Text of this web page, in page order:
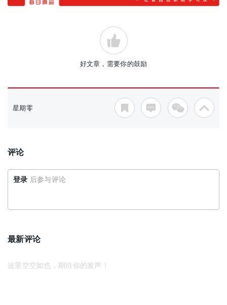
好文章，需要你的鼓励
星期零
评论
登录 后参与评论
最新评论
这里空空如也，期待你的发声！